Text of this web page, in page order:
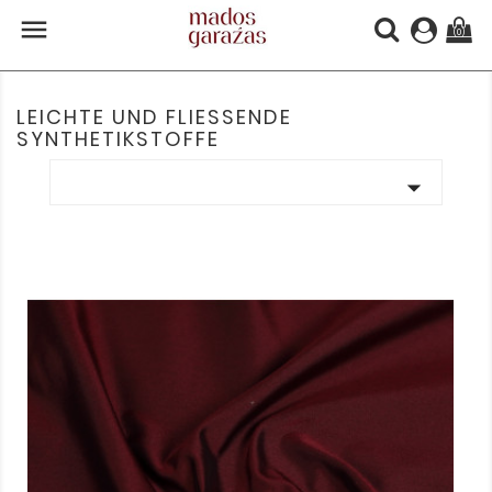
 (0)
LEICHTE UND FLIESSENDE S
YNTHETIKSTOFFE
